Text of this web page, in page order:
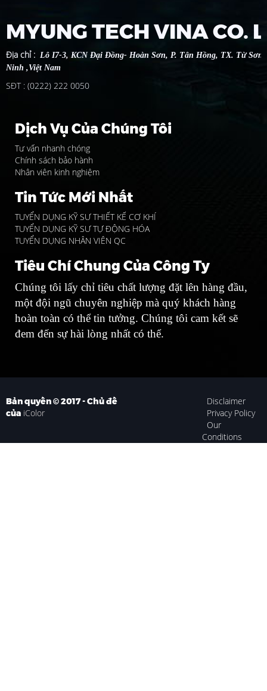
MYUNG TECH VINA CO.
Địa chỉ : Lô I7-3, KCN Đại Đồng- Hoàn Sơn, P. Tân Hồng, TX. Từ Sơn
Ninh ,Việt Nam
SĐT : (0222) 222 0050
Dịch Vụ Của Chúng Tôi
Tư vấn nhanh chóng
Chính sách bảo hành
Nhân viên kinh nghiệm
Tin Tức Mới Nhất
TUYỂN DỤNG KỸ SƯ THIẾT KẾ CƠ KHÍ
TUYỂN DỤNG KỸ SƯ TỰ ĐỘNG HÓA
TUYỂN DỤNG NHÂN VIÊN QC
Tiêu Chí Chung Của Công Ty
Chúng tôi lấy chỉ tiêu chất lượng đặt lên hàng đầu,
một đội ngũ chuyên nghiệp mà quý khách hàng
hoàn toàn có thể tin tưởng. Chúng tôi cam kết sẽ
đem đến sự hài lòng nhất có thể.
Bản quyền © 2017 - Chủ đề
của iColor
Disclaimer
Privacy Policy
Our
Conditions